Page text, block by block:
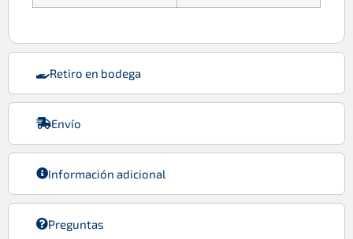
Retiro en bodega
Envío
Información adicional
Preguntas